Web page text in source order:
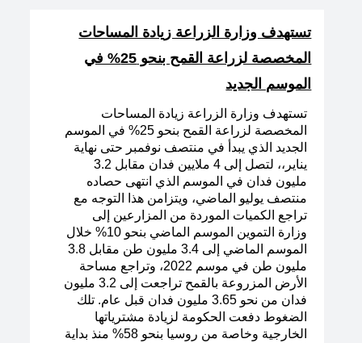
تستهدف وزارة الزراعة زيادة المساحات
المخصصة لزراعة القمح بنحو 25% في
الموسم الجديد
تستهدف وزارة الزراعة زيادة المساحات
المخصصة لزراعة القمح بنحو 25% في الموسم
الجديد الذي يبدأ في منتصف نوفمبر حتى نهاية
يناير،، لتصل إلى 4 ملايين فدان مقابل 3.2
مليون فدان في الموسم الذي انتهى حصاده
منتصف يوليو الماضي، ويتزامن هذا التوجه مع
تراجع الكميات الموردة من المزارعين إلى
وزارة التموين الموسم الماضي بنحو 10% خلال
الموسم الماضي إلى 3.4 مليون طن مقابل 3.8
مليون طن في موسم 2022، وتراجع مساحة
الأرض المزروعة بالقمح تراجعت إلى 3.2 مليون
فدان من نحو 3.65 مليون فدان قبل عام. تلك
الضغوط دفعت الحكومة لزيادة مشترياتها
الخارجية وخاصة من روسيا بنحو 58% منذ بداية